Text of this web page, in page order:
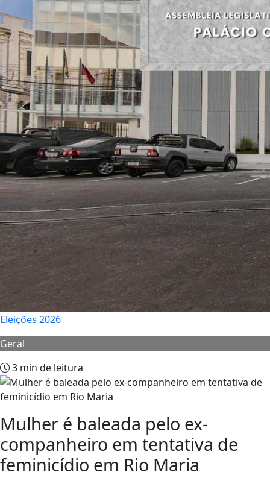
Eleições 2026
Geral
3 min de leitura
Mulher é baleada pelo ex-
companheiro em tentativa de
feminicídio em Rio Maria